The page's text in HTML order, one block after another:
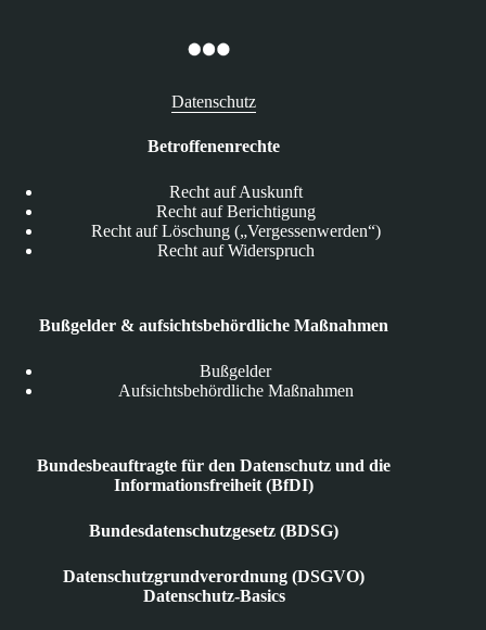
Datenschutz
Betroffenenrechte
Recht auf Auskunft
Recht auf Berichtigung
Recht auf Löschung („Vergessenwerden“)
Recht auf Widerspruch
Bußgelder & aufsichtsbehördliche Maßnahmen
Bußgelder
Aufsichtsbehördliche Maßnahmen
Bundesbeauftragte für den Datenschutz und die
Informationsfreiheit (BfDI)
Bundesdatenschutzgesetz (BDSG)
Datenschutzgrundverordnung (DSGVO)
Datenschutz-Basics